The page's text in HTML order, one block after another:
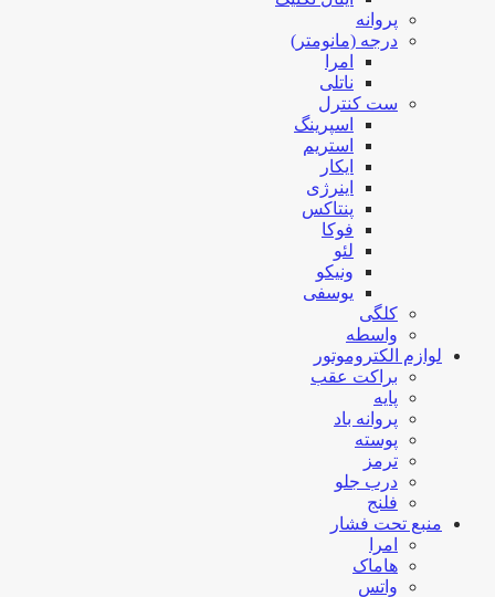
پروانه
درجه (مانومتر)
امرا
ناتلی
ست کنترل
اسپرینگ
استریم
ایکار
اینرژی
پنتاکس
فوکا
لئو
ونیکو
یوسفی
کلگی
واسطه
لوازم الکتروموتور
براکت عقب
پایه
پروانه باد
پوسته
ترمز
درب جلو
فلنج
منبع تحت فشار
امرا
هاماک
واتس